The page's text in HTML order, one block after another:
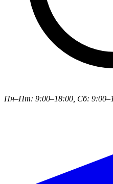
Пн–Пт: 9:00–18:00, Сб: